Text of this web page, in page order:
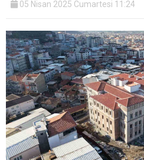
05 Nisan 2025 Cumartesi 11:24